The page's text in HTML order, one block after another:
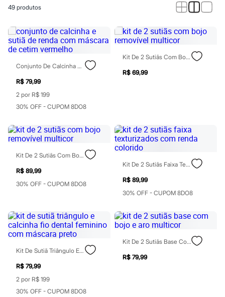
Casacos e Jaquetas
Macacões
Saias
Shorts e Bermudas
Vestidos
Acessórios
Bonés e Chapéus
Bijoux
Cintos
Óculos
Calçados
Botas
Rasteirinhas
Sapatilhas
Tênis
Clock House
Mindset
Sawary
Yessica
Moda esportiva
Acessórios
Blusas
Calçados
Leggings
Shorts e Bermudas
49 produtos
Conjunto De Calcinha E Sutiã De Renda Com Máscara De Cetim Vermelho
R$ 79,99
2 por R$ 199
30% OFF - CUPOM 8DO8
Kit De 2 Sutiãs Com Bojo Removível Multicor
R$ 69,99
Kit De 2 Sutiãs Com Bojo Removível Multicor
R$ 89,99
30% OFF - CUPOM 8DO8
Kit De 2 Sutiãs Faixa Texturizados Com Renda Colorido
R$ 89,99
30% OFF - CUPOM 8DO8
Kit De Sutiã Triângulo E Calcinha Fio Dental Feminino Com Máscara Preto
R$ 79,99
2 por R$ 199
30% OFF - CUPOM 8DO8
Kit De 2 Sutiãs Base Com Bojo E Aro Multicor
R$ 79,99